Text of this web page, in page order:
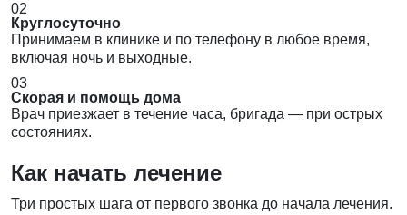
02
Круглосуточно
Принимаем в клинике и по телефону в любое время,
включая ночь и выходные.
03
Скорая и помощь дома
Врач приезжает в течение часа, бригада — при острых
состояниях.
Как начать лечение
Три простых шага от первого звонка до начала лечения.